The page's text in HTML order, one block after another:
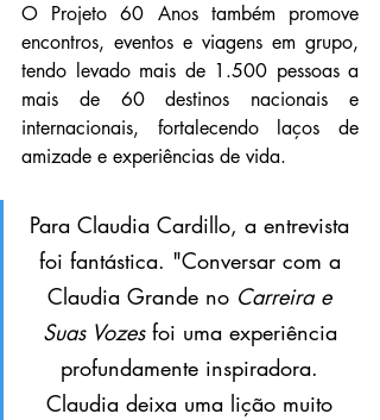
O Projeto 60 Anos também promove
encontros, eventos e viagens em grupo,
tendo levado mais de 1.500 pessoas a
mais de 60 destinos nacionais e
internacionais, fortalecendo laços de
amizade e experiências de vida.
Para Claudia Cardillo, a entrevista
foi fantástica. "Conversar com a
Claudia Grande no Carreira e
Suas Vozes foi uma experiência
profundamente inspiradora.
Claudia deixa uma lição muito